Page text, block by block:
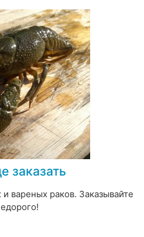
заказать
вареных раков. Заказывайте